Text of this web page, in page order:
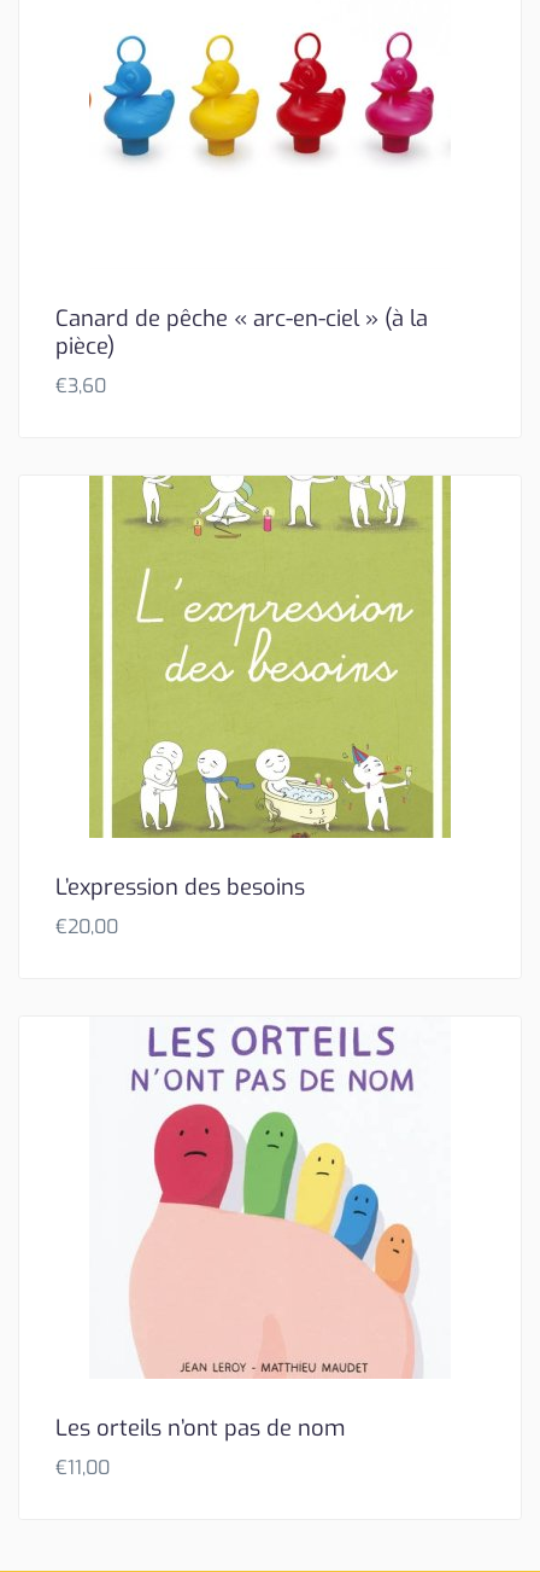
Canard de pêche « arc-en-ciel » (à la
pièce)
€3,60
L’expression des besoins
€20,00
Les orteils n’ont pas de nom
€11,00